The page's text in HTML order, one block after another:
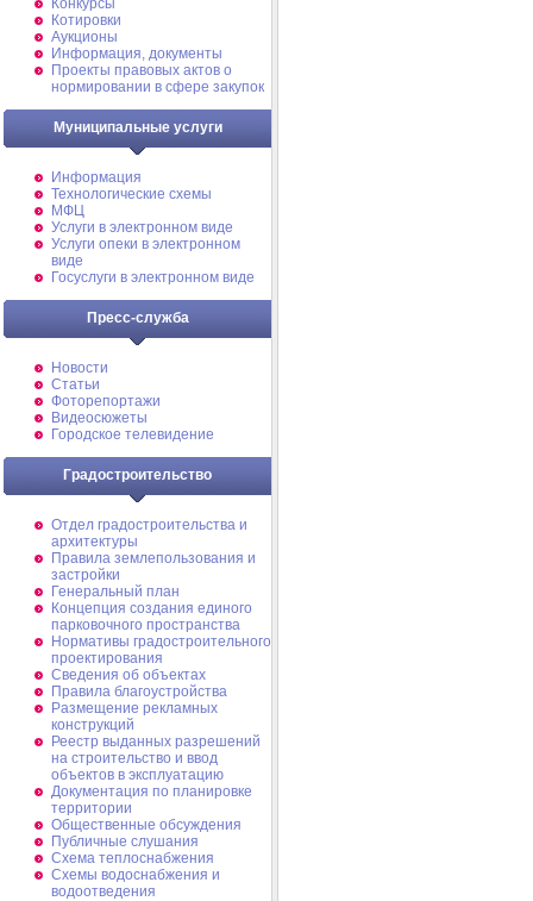
Конкурсы
Котировки
Аукционы
Информация, документы
Проекты правовых актов о
нормировании в сфере закупок
Муниципальные услуги
Информация
Технологические схемы
МФЦ
Услуги в электронном виде
Услуги опеки в электронном
виде
Госуслуги в электронном виде
Пресс-служба
Новости
Статьи
Фоторепортажи
Видеосюжеты
Городское телевидение
Градостроительство
Отдел градостроительства и
архитектуры
Правила землепользования и
застройки
Генеральный план
Концепция создания единого
парковочного пространства
Нормативы градостроительного
проектирования
Сведения об объектах
Правила благоустройства
Размещение рекламных
конструкций
Реестр выданных разрешений
на строительство и ввод
объектов в эксплуатацию
Документация по планировке
территории
Общественные обсуждения
Публичные слушания
Схема теплоснабжения
Схемы водоснабжения и
водоотведения